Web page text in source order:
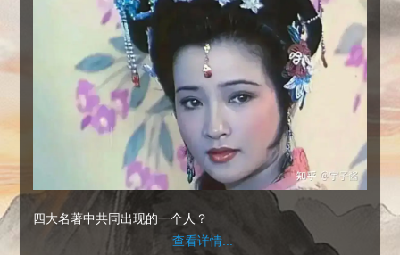
四大名著中共同出现的一个人？
查看详情...